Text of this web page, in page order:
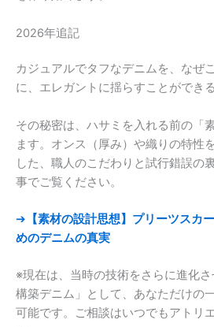
2026年追記
カジュアルでタフなデニムを、なぜ
に、エレガントに揺らすことができる
その秘密は、ハサミを入れる前の「
ます。オンス（厚み）や織りの特性
した、職人のこだわりと試行錯誤の
事でご覧ください。
➔ 【素材の設計思想】プリーツスカ
めのデニムの真実
※現在は、当時の技術をさらに進化
構築デニム」として、あなただけの
可能です。ご相談はいつでもアトリ